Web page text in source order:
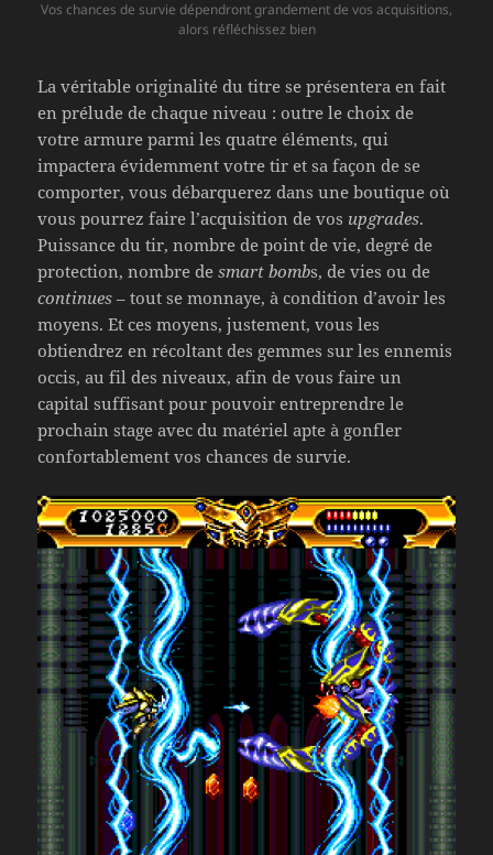
Vos chances de survie dépendront grandement de vos acquisitions,
alors réfléchissez bien
La véritable originalité du titre se présentera en fait
en prélude de chaque niveau : outre le choix de
votre armure parmi les quatre éléments, qui
impactera évidemment votre tir et sa façon de se
comporter, vous débarquerez dans une boutique où
vous pourrez faire l’acquisition de vos upgrades.
Puissance du tir, nombre de point de vie, degré de
protection, nombre desmart bombs, de vies ou de
continues – tout se monnaye, à condition d’avoir les
moyens. Et ces moyens, justement, vous les
obtiendrez en récoltant des gemmes sur les ennemis
occis, au fil des niveaux, afin de vous faire un
capital suffisant pour pouvoir entreprendre le
prochain stage avec du matériel apte à gonfler
confortablement vos chances de survie.